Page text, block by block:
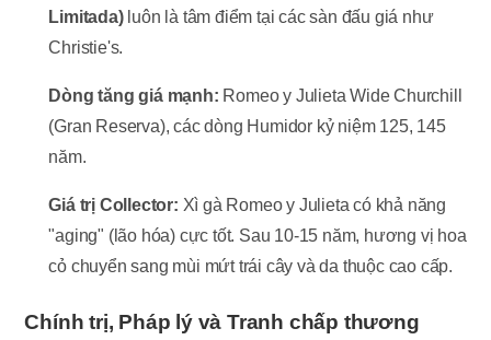
Limitada)luôn là tâm điểm tại các sàn đấu giá như
Christie's.
Dòng tăng giá mạnh: Romeo y Julieta Wide Churchill
(Gran Reserva), các dòng Humidor kỷ niệm 125, 145
năm.
Giá trị Collector: Xì gà Romeo y Julieta có khả năng
"aging" (lão hóa) cực tốt. Sau 10-15 năm, hương vị hoa
cỏ chuyển sang mùi mứt trái cây và da thuộc cao cấp.
Chính trị, Pháp lý và Tranh chấp thương